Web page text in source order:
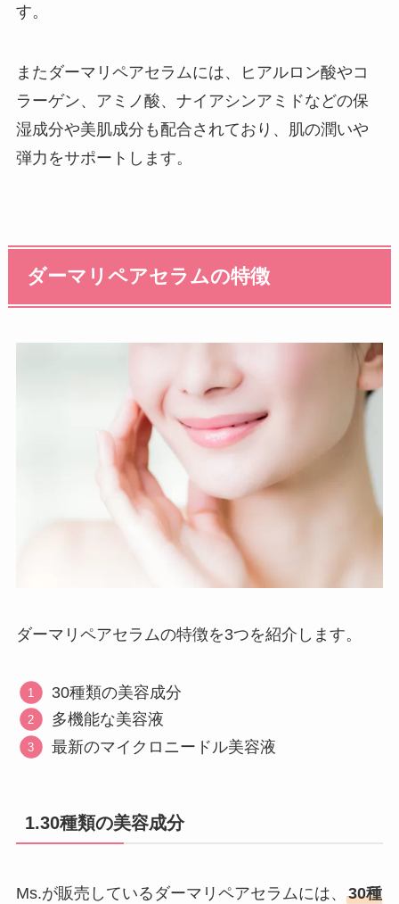
す。
またダーマリペアセラムには、ヒアルロン酸やコ
ラーゲン、アミノ酸、ナイアシンアミドなどの保
湿成分や美肌成分も配合されており、肌の潤いや
弾力をサポートします。
ダーマリペアセラムの特徴
ダーマリペアセラムの特徴を3つを紹介します。
30種類の美容成分
多機能な美容液
最新のマイクロニードル美容液
1.30種類の美容成分
Ms.が販売しているダーマリペアセラムには、 30種